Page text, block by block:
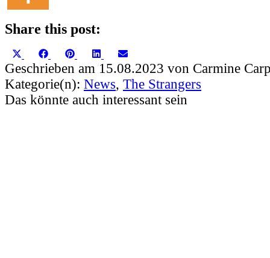
Share this post:
Share
on
(Twitter)
Share
on
FacebookShare
on
Pinterest Share
on
LinkedInShare
on
Geschrieben am 15.08.2023 von Carmine
Kategorie(n): News, The Strangers
Das könnte auch interessant sein